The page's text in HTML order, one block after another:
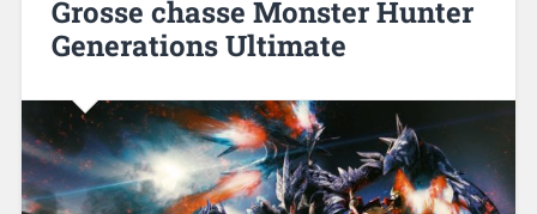
Grosse chasse Monster Hunter
Generations Ultimate